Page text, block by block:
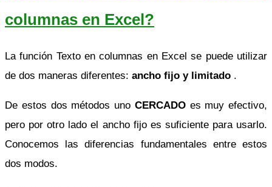
columnas en Excel?
La función Texto en columnas en Excel se puede utilizar
de dos maneras diferentes: ancho fijo y limitado .
De estos dos métodos uno CERCADO es muy efectivo,
pero por otro lado el ancho fijo es suficiente para usarlo.
Conocemos las diferencias fundamentales entre estos
dos modos.